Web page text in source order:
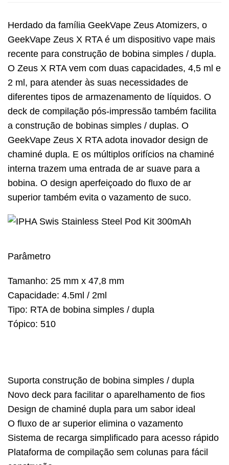
Herdado da família GeekVape Zeus Atomizers, o
GeekVape Zeus X RTA é um dispositivo vape mais
recente para construção de bobina simples / dupla.
O Zeus X RTA vem com duas capacidades, 4,5 ml e
2 ml, para atender às suas necessidades de
diferentes tipos de armazenamento de líquidos. O
deck de compilação pós-impressão também facilita
a construção de bobinas simples / duplas. O
GeekVape Zeus X RTA adota inovador design de
chaminé dupla. E os múltiplos orifícios na chaminé
interna trazem uma entrada de ar suave para a
bobina. O design aperfeiçoado do fluxo de ar
superior também evita o vazamento de suco.
Parâmetro
Tamanho: 25 mm x 47,8 mm
Capacidade: 4.5ml / 2ml
Tipo: RTA de bobina simples / dupla
Tópico: 510
Suporta construção de bobina simples / dupla
Novo deck para facilitar o aparelhamento de fios
Design de chaminé dupla para um sabor ideal
O fluxo de ar superior elimina o vazamento
Sistema de recarga simplificado para acesso rápido
Plataforma de compilação sem colunas para fácil